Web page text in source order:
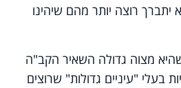
יתברך רוצה יותר מהם שיהינו
מצוה גדולה השאיר הקב"ה
בעלי "עיניים גדולות" שרוצים